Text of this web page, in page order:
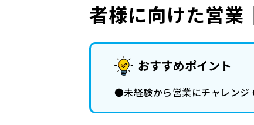
者様に向けた営業
おすすめポイント
●未経験から営業にチャレン